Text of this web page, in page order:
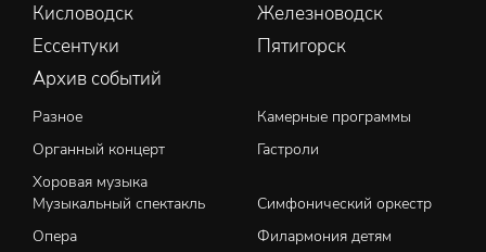
Кисловодск
Железноводск
Ессентуки
Пятигорск
Архив событий
Разное
Камерные программы
Органный концерт
Гастроли
Хоровая музыка
Музыкальный спектакль
Симфонический оркестр
Опера
Филармония детям